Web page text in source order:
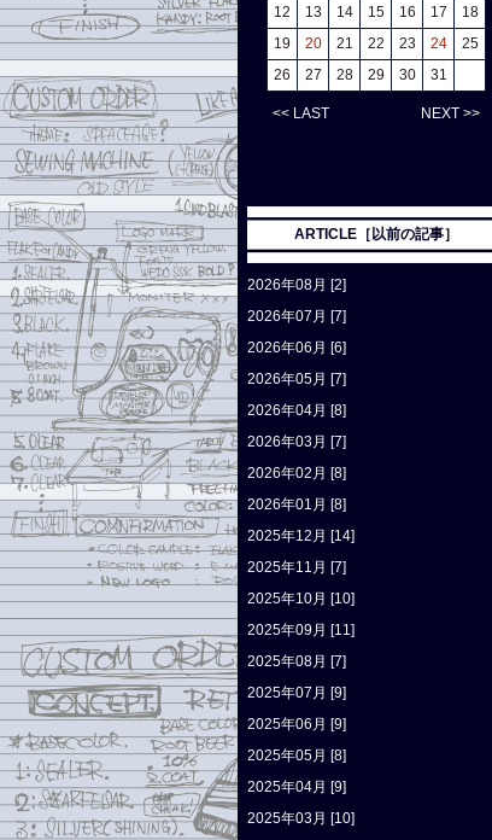
12
13 14 15 16 17
18
19
20 21 22 23 24
25
26
27 28 29 30 31
<< LAST NEXT >>
ARTICLE［以前の記事］
2026年08月 [2]
2026年07月 [7]
2026年06月 [6]
2026年05月 [7]
2026年04月 [8]
2026年03月 [7]
2026年02月 [8]
2026年01月 [8]
2025年12月 [14]
2025年11月 [7]
2025年10月 [10]
2025年09月 [11]
2025年08月 [7]
2025年07月 [9]
2025年06月 [9]
2025年05月 [8]
2025年04月 [9]
2025年03月 [10]